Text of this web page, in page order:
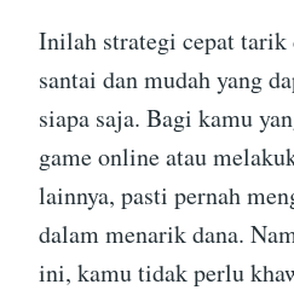
Inilah strategi cepat tarik
santai dan mudah yang
siapa saja. Bagi kamu
game online atau
lainnya, pasti pernah
dalam menarik dana.
ini, kamu tidak perlu